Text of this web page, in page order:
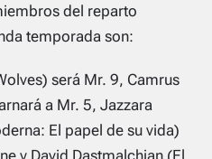
del reparto
temporada son:
será Mr. 9, Camrus
a Mr. 5, Jazzara
El papel de su vida)
y David Dastmalchian (El